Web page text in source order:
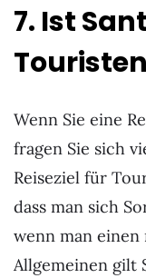
7. Ist
Wenn Sie eine
fragen Sie sich
Reiseziel für
dass man sich
wenn man
Allgemeinen gilt